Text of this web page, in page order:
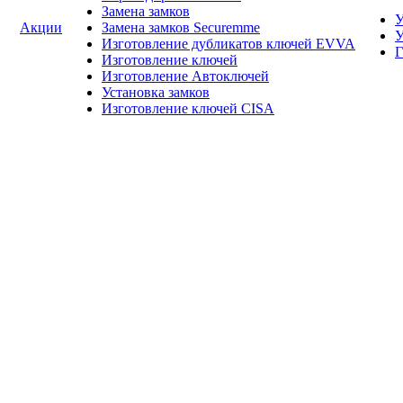
Акции
Замена замков
Замена замков Securemme
Изготовление дубликатов ключей EVVA
Изготовление ключей
Изготовление Автоключей
Установка замков
Изготовление ключей CISA